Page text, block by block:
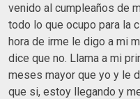
venido al cumpleaños de
todo lo que ocupo para la
hora de irme le digo a mi
dice que no. Llama a mi
meses mayor que yo y le
que si, estoy llegando y